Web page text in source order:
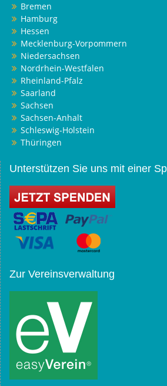
Bremen
Hamburg
Hessen
Mecklenburg-Vorpommern
Niedersachsen
Nordrhein-Westfalen
Rheinland-Pfalz
Saarland
Sachsen
Sachsen-Anhalt
Schleswig-Holstein
Thüringen
Unterstützen Sie uns mit einer
Zur Vereinsverwaltung